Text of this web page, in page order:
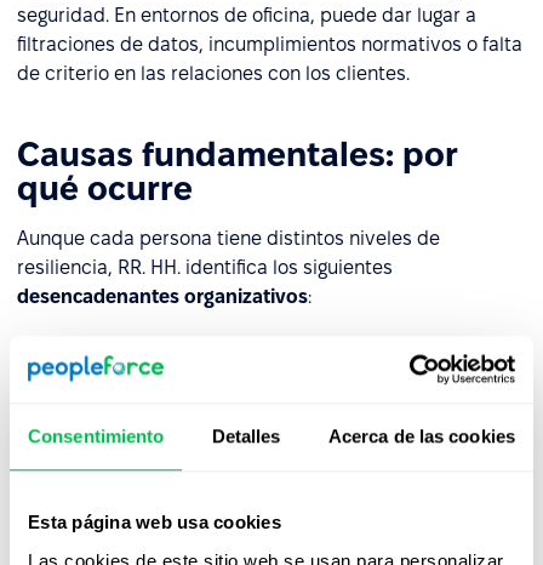
Consentimiento Detalles Acerca de las cookies
Esta página web usa cookies
Las cookies de este sitio web se usan para personalizar
seguridad. En entornos de oficina, puede dar lugar a
filtraciones de datos, incumplimientos normativos o falta
de criterio en las relaciones con los clientes.
Causas fundamentales: por
qué ocurre
Aunque cada persona tiene distintos niveles de
resiliencia, RR. HH. identifica los siguientes
desencadenantes organizativos:
cuando el volumen de
trabajo supera constantemente la capacidad de la
recursos o la forma en que se completan las tareas.
Brecha de recompensa y reconocimiento:falta de